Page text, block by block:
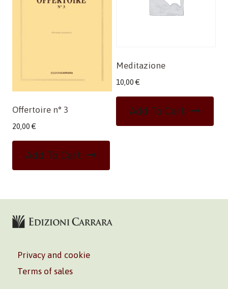
Offertoire n° 3
20,00 €
Add To Cart
Meditazione
10,00 €
Add To Cart
Privacy and cookie
Terms of sales